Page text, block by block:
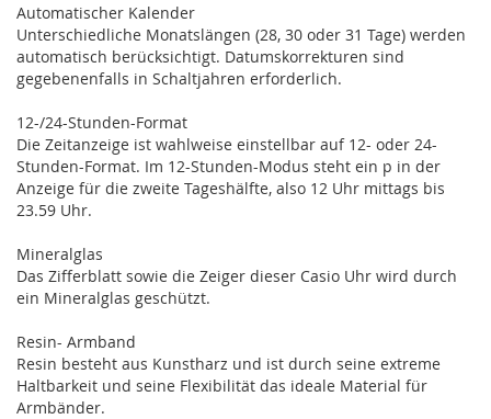
Automatischer Kalender
Unterschiedliche Monatslängen (28, 30 oder 31 Tage) werden
automatisch berücksichtigt. Datumskorrekturen sind
gegebenenfalls in Schaltjahren erforderlich.
12-/24-Stunden-Format
Die Zeitanzeige ist wahlweise einstellbar auf 12- oder 24-
Stunden-Format. Im 12-Stunden-Modus steht ein p in der
Anzeige für die zweite Tageshälfte, also 12 Uhr mittags bis
23.59 Uhr.
Mineralglas
Das Zifferblatt sowie die Zeiger dieser Casio Uhr wird durch
ein Mineralglas geschützt.
Resin- Armband
Resin besteht aus Kunstharz und ist durch seine extreme
Haltbarkeit und seine Flexibilität das ideale Material für
Armbänder.